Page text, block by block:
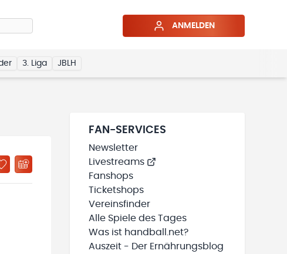
ANMELDEN
3. Liga JBLH
WIRD GELADEN
ZU „MEINE TEAMS“ HINZUFÜGEN
FAN-SERVICES
Newsletter
Livestreams
Fanshops
Ticketshops
Vereinsfinder
Alle Spiele des Tages
Was ist handball.net?
Auszeit - Der Ernährungsblog